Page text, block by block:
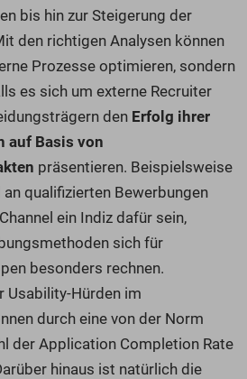
bis hin zur Steigerung der
den richtigen Analysen können
Prozesse optimieren, sondern
es sich um externe Recruiter
den Erfolg ihrer
auf Basis von
präsentieren. Beispielsweise
an qualifizierten Bewerbungen
ein Indiz dafür sein,
sich für
besonders rechnen.
Usability-Hürden im
durch eine von der Norm
der Application Completion Rate
hinaus ist natürlich die